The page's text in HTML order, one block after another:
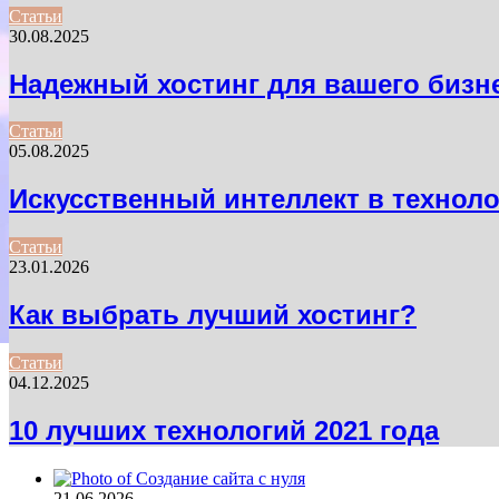
Статьи
30.08.2025
Надежный хостинг для вашего
Статьи
05.08.2025
Искусственный интеллект в
Статьи
23.01.2026
Как выбрать лучший хостинг?
Статьи
04.12.2025
10 лучших технологий 2021 года